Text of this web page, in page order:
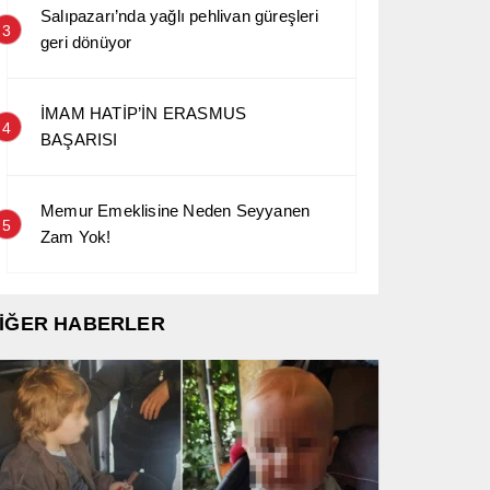
3
Salıpazarı’nda yağlı pehlivan güreşleri
geri dönüyor
4
İMAM HATİP’İN ERASMUS
BAŞARISI
5
Memur Emeklisine Neden Seyyanen
Zam Yok!
HABERLER